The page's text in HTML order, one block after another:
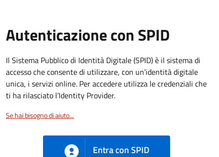
Autenticazione con SPID
Il Sistema Pubblico di Identità Digitale (SPID) è il sistema di
accesso che consente di utilizzare, con un'identità digitale
unica, i servizi online. Per accedere utilizza le credenziali che
ti ha rilasciato l’Identity Provider.
Se hai bisogno di aiuto...
Entra con SPID